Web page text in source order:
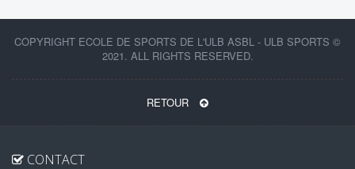
COPYRIGHT ECOLE DE SPORTS DE L'ULB ASBL - ULB SPORTS ©
2021. ALL RIGHTS RESERVED.
RETOUR
CONTACT